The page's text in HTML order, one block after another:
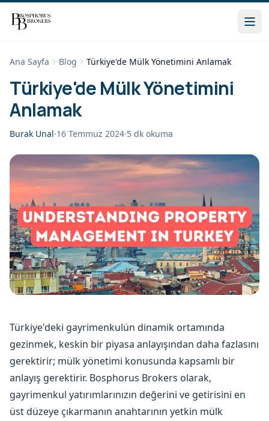
Ana Sayfa Blog Türkiye'de Mülk Yönetimini Anlamak
Türkiye'de Mülk Yönetimini
Anlamak
Burak Unal·16 Temmuz 2024·5 dk okuma
Türkiye'deki gayrimenkulün dinamik ortamında
gezinmek, keskin bir piyasa anlayışından daha fazlasını
gerektirir; mülk yönetimi konusunda kapsamlı bir
anlayış gerektirir. Bosphorus Brokers olarak,
gayrimenkul yatırımlarınızın değerini ve getirisini en
üst düzeye çıkarmanın anahtarının yetkin mülk